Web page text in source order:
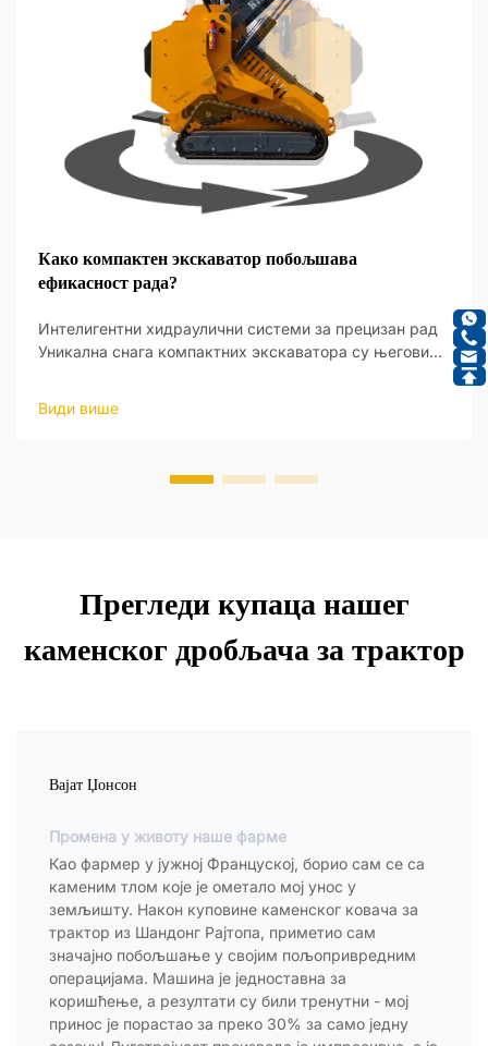
Како компактен экскаватор побољшава
ефикасност рада?
Интелигентни хидраулични системи за прецизан рад
Уникална снага компактних экскаватора су његови
дизајнирани да реагују на улаз оператера и да праве
Види више
Прегледи купаца нашег
каменског дробљача за трактор
Вајат Џонсон
Промена у животу наше фарме
Као фармер у јужној Француској, борио сам се са
каменим тлом које је ометало мој унос у
земљишту. Након куповине каменског ковача за
трактор из Шандонг Рајтопа, приметио сам
значајно побољшање у својим пољопривредним
операцијама. Машина је једноставна за
коришћење, а резултати су били тренутни - мој
принос је порастао за преко 30% за само једну